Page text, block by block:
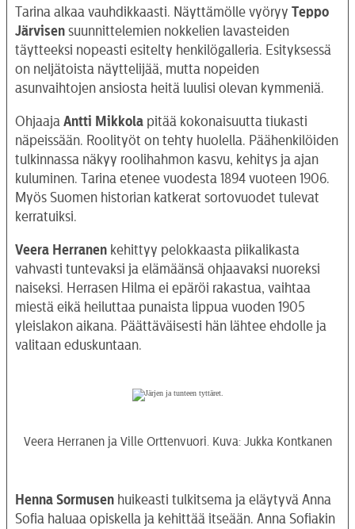
Tarina alkaa vauhdikkaasti. Näyttämölle vyöryy Teppo
Järvisen suunnittelemien nokkelien lavasteiden
täytteeksi nopeasti esitelty henkilögalleria. Esityksessä
on neljätoista näyttelijää, mutta nopeiden
asunvaihtojen ansiosta heitä luulisi olevan kymmeniä.
Ohjaaja Antti Mikkola pitää kokonaisuutta tiukasti
näpeissään. Roolityöt on tehty huolella. Päähenkilöiden
tulkinnassa näkyy roolihahmon kasvu, kehitys ja ajan
kuluminen. Tarina etenee vuodesta 1894 vuoteen 1906.
Myös Suomen historian katkerat sortovuodet tulevat
kerratuiksi.
Veera Herranen kehittyy pelokkaasta piikalikasta
vahvasti tuntevaksi ja elämäänsä ohjaavaksi nuoreksi
naiseksi. Herrasen Hilma ei epäröi rakastua, vaihtaa
miestä eikä heiluttaa punaista lippua vuoden 1905
yleislakon aikana. Päättäväisesti hän lähtee ehdolle ja
valitaan eduskuntaan.
Veera Herranen ja Ville Orttenvuori. Kuva: Jukka Kontkanen
Henna Sormusen huikeasti tulkitsema ja eläytyvä Anna
Sofia haluaa opiskella ja kehittää itseään. Anna Sofiakin